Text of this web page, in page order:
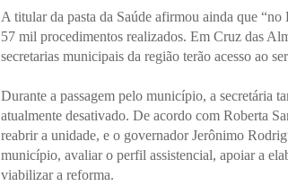
A titular da pasta da Saúde afirmou ainda que
57 mil procedimentos realizados. Em Cruz das
secretarias municipais da região terão acesso ao
Durante a passagem pelo município, a secretária
atualmente desativado. De acordo com Roberta
reabrir a unidade, e o governador Jerônimo
município, avaliar o perfil assistencial, apoiar a
viabilizar a reforma.